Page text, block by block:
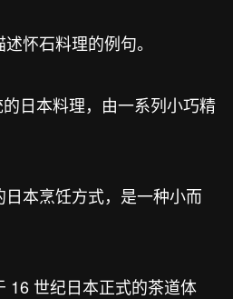
怀石料理的例句。
日本料理，由一系列小巧精
本烹饪方式，是一种小而
16 世纪日本正式的茶道体